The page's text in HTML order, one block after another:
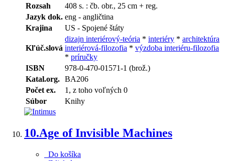
Rozsah
408 s. : čb. obr., 25 cm + reg.
Jazyk dok. eng - angličtina
Krajina
US - Spojené štáty
Kľúč.slová
dizajn interiérový-teória * interiéry * architektúra
interiérová-filozofia * výzdoba interiéru-filozofia
* príručky
ISBN
978-0-470-01571-1 (brož.)
Katal.org. BA206
Počet ex.
1, z toho voľných 0
Súbor
Knihy
10.Age of Invisible Machines
Do košíka